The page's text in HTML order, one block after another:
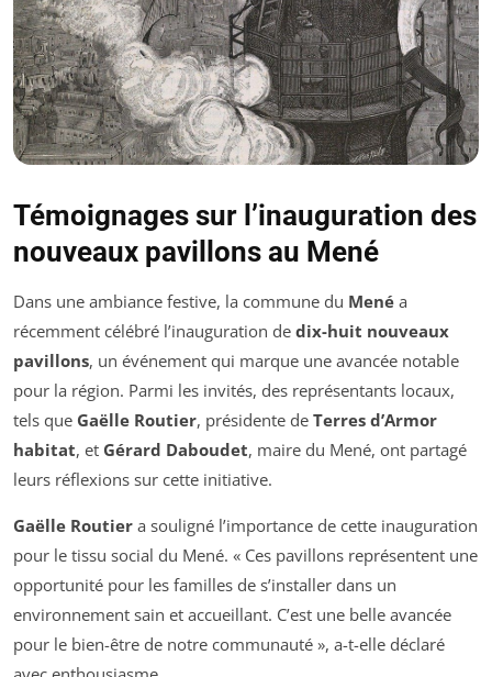
Témoignages sur l’inauguration des
nouveaux pavillons au Mené
Dans une ambiance festive, la commune du Mené a
récemment célébré l’inauguration de dix-huit nouveaux
pavillons, un événement qui marque une avancée notable
pour la région. Parmi les invités, des représentants locaux,
tels que Gaëlle Routier, présidente de Terres d’Armor
habitat, et Gérard Daboudet, maire du Mené, ont partagé
leurs réflexions sur cette initiative.
Gaëlle Routier a souligné l’importance de cette inauguration
pour le tissu social du Mené. « Ces pavillons représentent une
opportunité pour les familles de s’installer dans un
environnement sain et accueillant. C’est une belle avancée
pour le bien-être de notre communauté », a-t-elle déclaré